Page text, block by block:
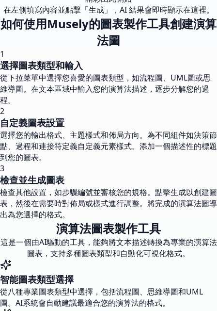
在左側填寫內容並點擊「生成」，AI 結果會即時顯示在這裡。
如何使用Musely的圖表製作工具創建演算
法圖
1
選擇圖表類型和輸入
從下拉菜單中選擇您喜愛的圖表類型，如流程圖、UML圖或思
維導圖。在文本區域中輸入您的演算法描述，逐步分解您的過
程。
2
自定義圖表設置
選擇您的輸出格式、主題樣式和佈局方向。為不同組件如決策節
點、過程和連接符定義自定義元素樣式。添加一個描述性的標題
到您的圖表。
3
檢查並生成圖表
檢查其他設置，如步驟編號並審核您的規格。點擊生成以創建圖
表，然後在需要時對佈局或樣式進行調整。將完成的演算法圖導
出為您選擇的格式。
演算法圖表製作工具
這是一個由AI驅動的工具，能夠將文本描述轉換為專業的演算法
圖表，支持多種圖表類型和自動化可視化格式。
智能圖表類型選擇
從八種專業圖表類型中選擇，包括流程圖、思維導圖和UML
圖。AI系統會自動建議最適合您的演算法的格式。